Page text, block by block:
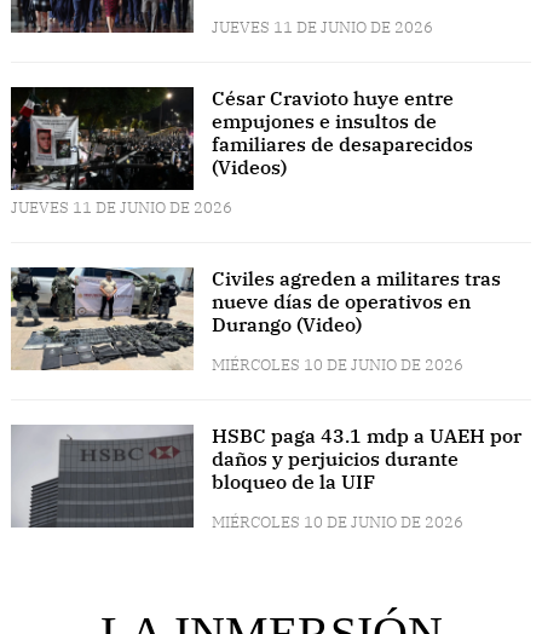
JUEVES 11 DE JUNIO DE 2026
César Cravioto huye entre
empujones e insultos de
familiares de desaparecidos
(Videos)
JUEVES 11 DE JUNIO DE 2026
Civiles agreden a militares tras
nueve días de operativos en
Durango (Video)
MIÉRCOLES 10 DE JUNIO DE 2026
HSBC paga 43.1 mdp a UAEH por
daños y perjuicios durante
bloqueo de la UIF
MIÉRCOLES 10 DE JUNIO DE 2026